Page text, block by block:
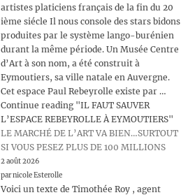
artistes platiciens français de la fin du 20
ième siécle Il nous console des stars bidons
produites par le système lango-burénien
durant la même période. Un Musée Centre
d’Art à son nom, a été construit à
Eymoutiers, sa ville natale en Auvergne.
Cet espace Paul Rebeyrolle existe par …
Continue reading "IL FAUT SAUVER
L’ESPACE REBEYROLLE À EYMOUTIERS"
LE MARCHÉ DE L’ART VA BIEN…SURTOUT
SI VOUS PESEZ PLUS DE 100 MILLIONS
2 août 2026
par nicole Esterolle
Voici un texte de Timothée Roy , agent